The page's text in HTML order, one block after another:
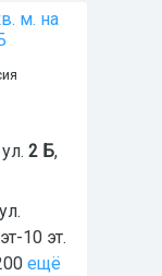
м. на
2 Б,
10 эт.
ещё